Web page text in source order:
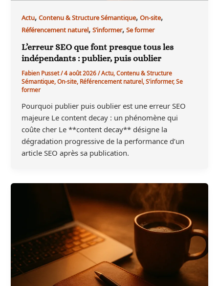
Actu,Contenu & Structure Sémantique,On-site,
Référencement naturel,S’informer,Se former
L’erreur SEO que font presque tous les
indépendants : publier, puis oublier
Fabien Pusset/4 août 2026/Actu,Contenu & Structure
Sémantique,On-site,Référencement naturel,S’informer,Se
former
Pourquoi publier puis oublier est une erreur SEO
majeure Le content decay : un phénomène qui
coûte cher Le **content decay** désigne la
dégradation progressive de la performance d’un
article SEO après sa publication.